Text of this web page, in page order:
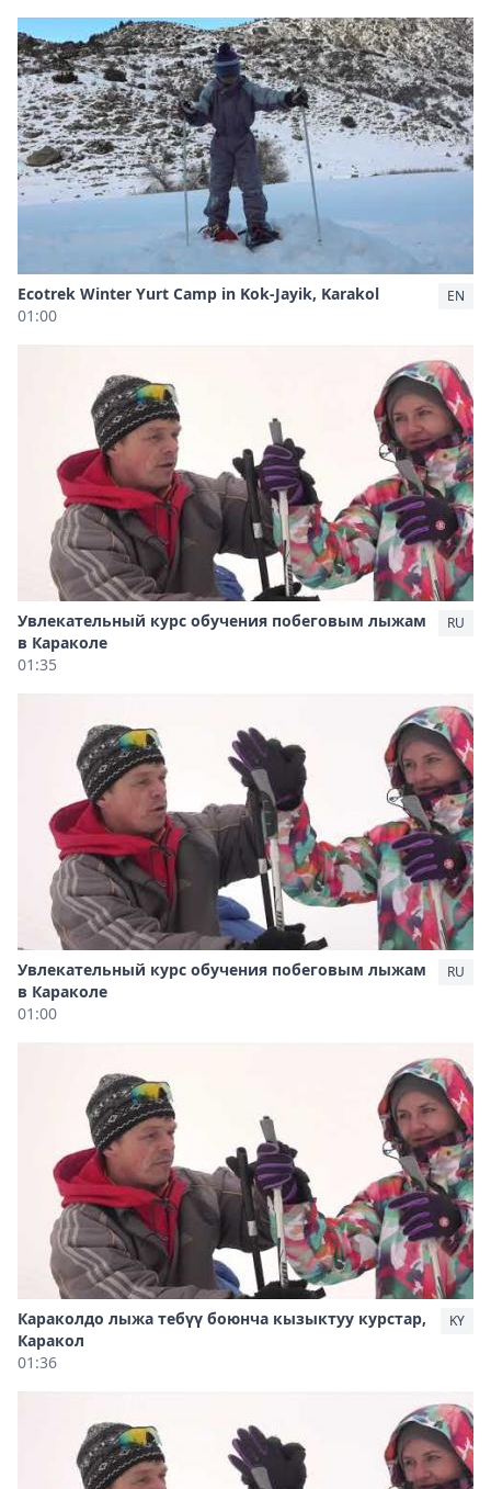
Ecotrek Winter Yurt Camp in Kok-Jayik, Karakol
01:00
EN
Увлекательный курс обучения побеговым лыжам
в Караколе
01:35
RU
Увлекательный курс обучения побеговым лыжам
в Караколе
01:00
RU
Караколдо лыжа тебүү боюнча кызыктуу курстар,
Каракол
01:36
KY